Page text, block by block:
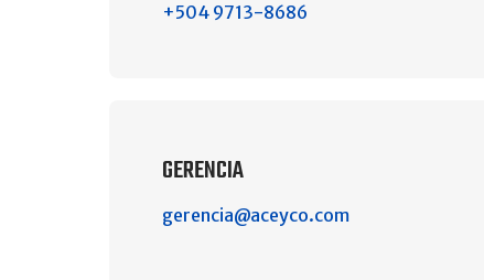
+504 9713-8686
GERENCIA
gerencia@aceyco.com